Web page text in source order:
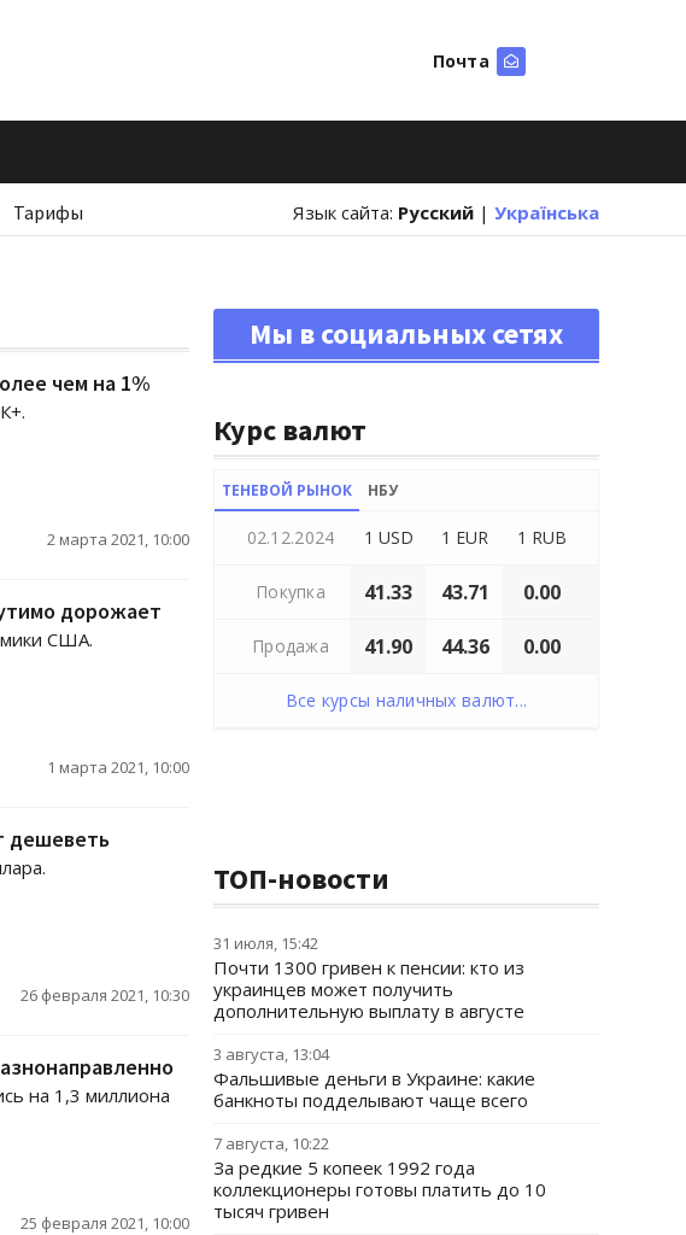
Почта
Тарифы Язык сайта: Русский | Українська
чем на 1%
2 марта 2021, 10:00
дорожает
США.
1 марта 2021, 10:00
дешеветь
26 февраля 2021, 10:30
на 1,3 миллиона
25 февраля 2021, 10:00
Мы в социальных сетях
Курс валют
ТЕНЕВОЙ РЫНОК НБУ
02.12.2024 1 USD 1 EUR 1 RUB
Покупка 41.33 43.71 0.00
Продажа 41.90 44.36 0.00
Все курсы наличных валют...
ТОП-новости
31 июля, 15:42
Почти 1300 гривен к пенсии: кто из
украинцев может получить
дополнительную выплату в августе
3 августа, 13:04
Фальшивые деньги в Украине: какие
банкноты подделывают чаще всего
7 августа, 10:22
За редкие 5 копеек 1992 года
коллекционеры готовы платить до 10
тысяч гривен